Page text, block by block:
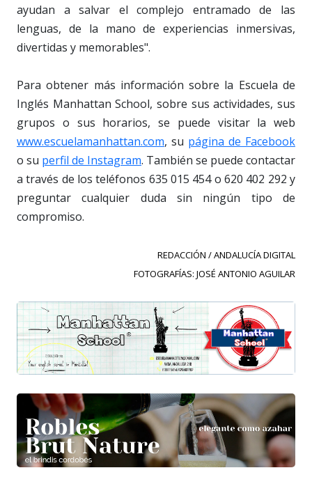
ayudan a salvar el complejo entramado de las
lenguas, de la mano de experiencias inmersivas,
divertidas y memorables".
Para obtener más información sobre la Escuela de
Inglés Manhattan School, sobre sus actividades, sus
grupos o sus horarios, se puede visitar la web
www.escuelamanhattan.com, su página de Facebook
o su perfil de Instagram. También se puede contactar
a través de los teléfonos 635 015 454 o 620 402 292 y
preguntar cualquier duda sin ningún tipo de
compromiso.
REDACCIÓN / ANDALUCÍA DIGITAL
FOTOGRAFÍAS: JOSÉ ANTONIO AGUILAR